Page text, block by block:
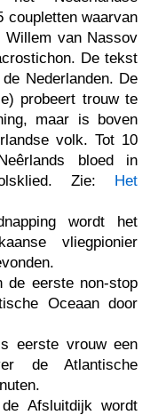
coupletten waarvan
van Nassov
De tekst
Nederlanden. De
probeert trouw te
maar is boven
volk. Tot 10
bloed in
Zie: Het
wordt het
vliegpionier
de eerste non-stop
Oceaan door
eerste vrouw een
de Atlantische
Afsluitdijk wordt